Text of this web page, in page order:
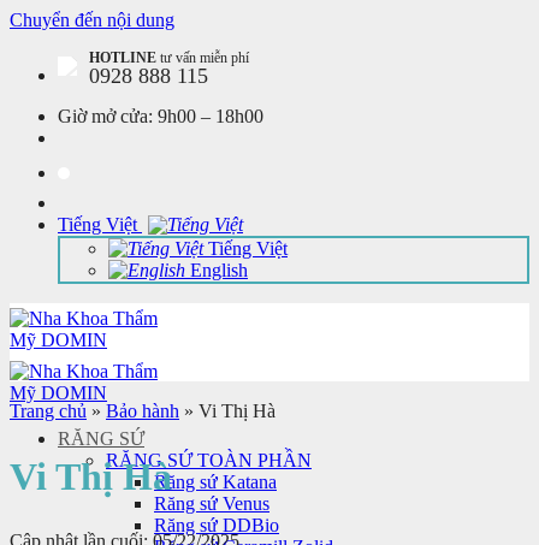
Chuyển đến nội dung
HOTLINE tư vấn miễn phí
0928 888 115
Giờ mở cửa: 9h00 – 18h00
Tiếng Việt
Tiếng Việt
English
RĂNG SỨ
RĂNG SỨ TOÀN PHẦN
Răng sứ Katana
Răng sứ Venus
Răng sứ DDBio
Trang chủ » Bảo hành » Vi Thị Hà
Vi Thị Hà
Cập nhật lần cuối: 05/22/2025